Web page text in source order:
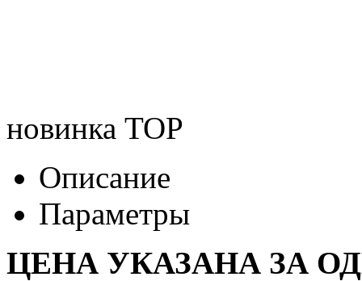
новинка TOP
Описание
Параметры
ЦЕНА УКАЗАНА ЗА